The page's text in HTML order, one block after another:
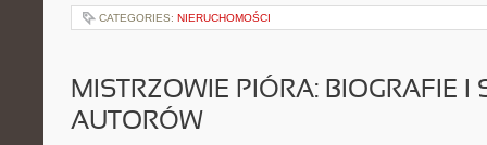
CATEGORIES: NIERUCHOMOŚCI
MISTRZOWIE PIÓRA: BIOGRAFIE I
AUTORÓW